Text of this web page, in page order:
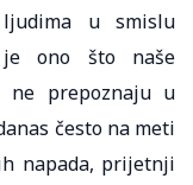
ljudima u smislu
je ono što naše
ne prepoznaju u
često na meti
napada, prijetnji